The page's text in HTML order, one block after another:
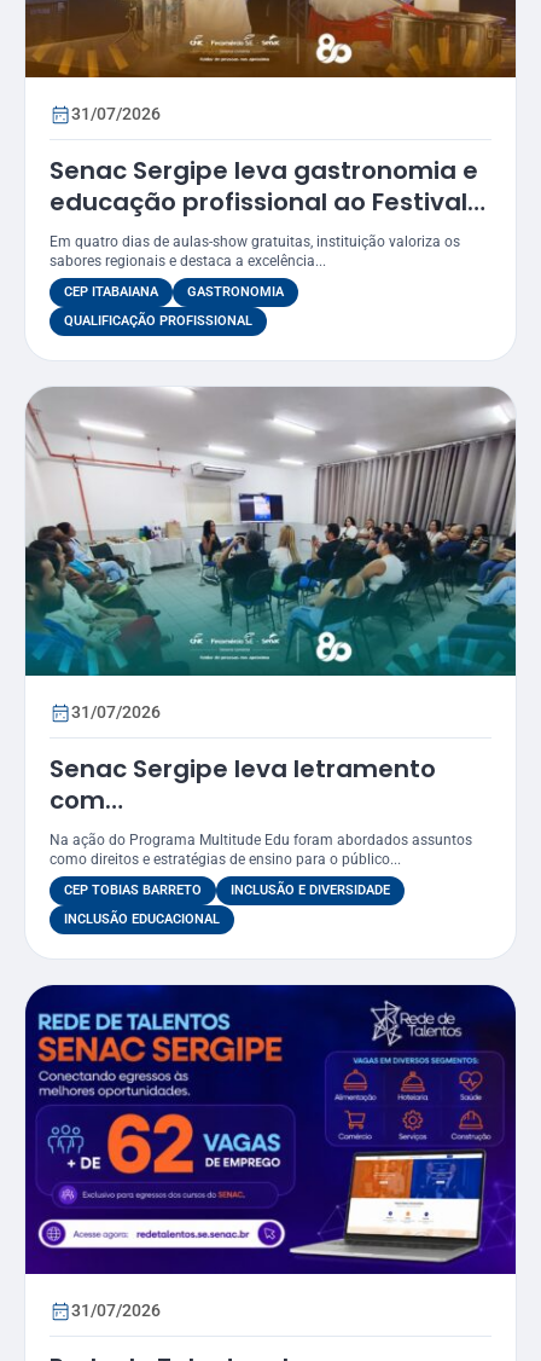
31/07/2026
Senac Sergipe leva gastronomia e
educação profissional ao Festival
Gastronômico de Itabaiana 2026
Em quatro dias de aulas-show gratuitas, instituição valoriza os
sabores regionais e destaca a excelência...
CEP ITABAIANA
GASTRONOMIA
QUALIFICAÇÃO PROFISSIONAL
31/07/2026
Senac Sergipe leva letramento
com
foco LGBTQIAPN+ para funcionários
do CEP Tobias Barreto
Na ação do Programa Multitude Edu foram abordados assuntos
como direitos e estratégias de ensino para o público...
CEP TOBIAS BARRETO
INCLUSÃO E DIVERSIDADE
INCLUSÃO EDUCACIONAL
31/07/2026